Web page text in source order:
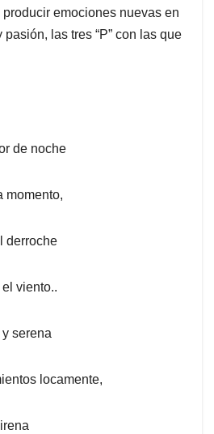
emociones nuevas en
las tres “P” con las que
de noche
momento,
derroche
viento..
serena
locamente,